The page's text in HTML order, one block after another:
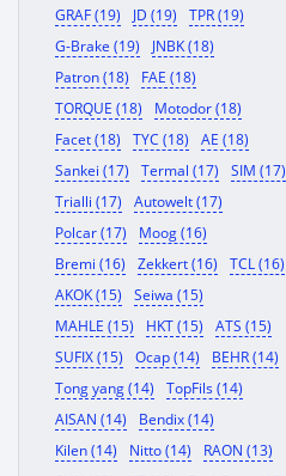
GRAF (19)
JD (19)
TPR (19)
G-Brake (19)
JNBK (18)
Patron (18)
FAE (18)
TORQUE (18)
Motodor (18)
Facet (18)
TYC (18)
AE (18)
Sankei (17)
Termal (17)
SIM (17)
Trialli (17)
Autowelt (17)
Polcar (17)
Moog (16)
Bremi (16)
Zekkert (16)
TCL (16)
AKOK (15)
Seiwa (15)
MAHLE (15)
HKT (15)
ATS (15)
SUFIX (15)
Ocap (14)
BEHR (14)
Tong yang (14)
TopFils (14)
AISAN (14)
Bendix (14)
Kilen (14)
Nitto (14)
RAON (13)